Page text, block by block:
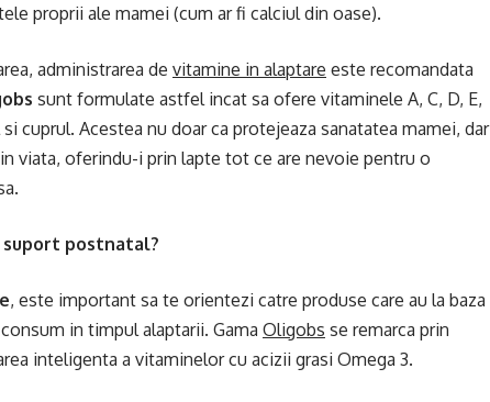
proprii ale mamei (cum ar fi calciul din oase).
administrarea de vitamine in alaptare este recomandata
sunt formulate astfel incat sa ofere vitaminele A, C, D, E,
cuprul. Acestea nu doar ca protejeaza sanatatea mamei, dar
viata, oferindu-i prin lapte tot ce are nevoie pentru o
suport postnatal?
, este important sa te orientezi catre produse care au la baza
in timpul alaptarii. Gama Oligobs se remarca prin
inteligenta a vitaminelor cu acizii grasi Omega 3.